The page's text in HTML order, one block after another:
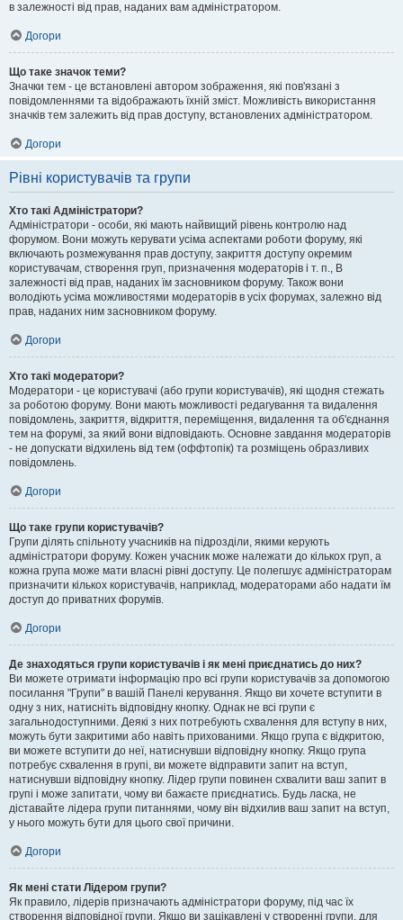
в залежності від прав, наданих вам адміністратором.
Догори
Що таке значок теми?
Значки тем - це встановлені автором зображення, які пов'язані з
повідомленнями та відображають їхній зміст. Можливість використання
значків тем залежить від прав доступу, встановлених адміністратором.
Догори
Рівні користувачів та групи
Хто такі Адміністратори?
Адміністратори - особи, які мають найвищий рівень контролю над
форумом. Вони можуть керувати усіма аспектами роботи форуму, які
включають розмежування прав доступу, закриття доступу окремим
користувачам, створення груп, призначення модераторів і т. п., В
залежності від прав, наданих їм засновником форуму. Також вони
володіють усіма можливостями модераторів в усіх форумах, залежно від
прав, наданих ним засновником форуму.
Догори
Хто такі модератори?
Модератори - це користувачі (або групи користувачів), які щодня стежать
за роботою форуму. Вони мають можливості редагування та видалення
повідомлень, закриття, відкриття, переміщення, видалення та об'єднання
тем на форумі, за який вони відповідають. Основне завдання модераторів
- не допускати відхилень від тем (оффтопік) та розміщень образливих
повідомлень.
Догори
Що таке групи користувачів?
Групи ділять спільноту учасників на підрозділи, якими керують
адміністратори форуму. Кожен учасник може належати до кількох груп, а
кожна група може мати власні рівні доступу. Це полегшує адміністраторам
призначити кількох користувачів, наприклад, модераторами або надати їм
доступ до приватних форумів.
Догори
Де знаходяться групи користувачів і як мені приєднатись до них?
Ви можете отримати інформацію про всі групи користувачів за допомогою
посилання "Групи" в вашій Панелі керування. Якщо ви хочете вступити в
одну з них, натисніть відповідну кнопку. Однак не всі групи є
загальнодоступними. Деякі з них потребують схвалення для вступу в них,
можуть бути закритими або навіть прихованими. Якщо група є відкритою,
ви можете вступити до неї, натиснувши відповідну кнопку. Якщо група
потребує схвалення в групі, ви можете відправити запит на вступ,
натиснувши відповідну кнопку. Лідер групи повинен схвалити ваш запит в
групі і може запитати, чому ви бажаєте приєднатись. Будь ласка, не
діставайте лідера групи питаннями, чому він відхилив ваш запит на вступ,
у нього можуть бути для цього свої причини.
Догори
Як мені стати Лідером групи?
Як правило, лідерів призначають адміністратори форуму, під час їх
створення відповідної групи. Якщо ви зацікавлені у створенні групи, для